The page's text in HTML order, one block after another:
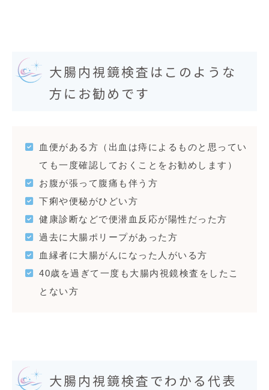
大腸内視鏡検査はこのような
方にお勧めです
血便がある方（出血は痔によるものと思ってい
ても一度確認しておくことをお勧めします）
お腹が張って腹痛も伴う方
下痢や便秘がひどい方
健康診断などで便潜血反応が陽性だった方
過去に大腸ポリープがあった方
血縁者に大腸がんになった人がいる方
40歳を過ぎて一度も大腸内視鏡検査をしたこ
とない方
大腸内視鏡検査でわかる代表